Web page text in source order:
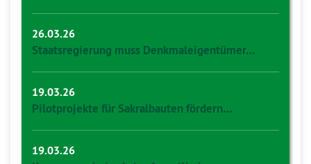
26.03.26
Staatsregierung muss Denkmaleigentümer…
19.03.26
Pilotprojekte für Sakralbauten fördern…
19.03.26